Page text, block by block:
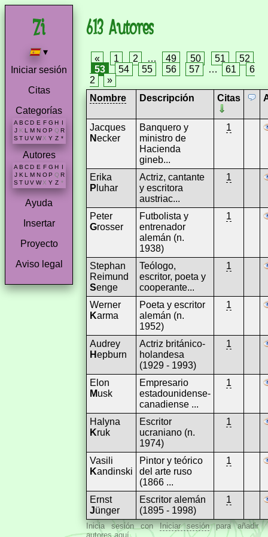
▾
Iniciar sesión
Citas
Categorías
A B C D E F G H I
J K L M N O P Q R
S T U V W X Y Z *
Autores
A B C D E F G H
J K L M N O P Q R
S T U V W X Y Z *
Ayuda
Insertar
Proyecto
Aviso legal
613 Autores
« 1 2 … 49 50 51
52
53
54 55 56 57 … 61
6
2
»
Nombre
Descripción Citas
Jacques
Necker
Banquero y
ministro de
Hacienda
gineb...
1
Erika
P luhar
Actriz, cantante
y escritora
austriac...
1
Peter
Grosser
Futbolista y
entrenador
alemán (n.
1938)
1
Stephan
Reimund
Senge
Teólogo,
escritor, poeta y
cooperante...
1
Werner
Karma
Poeta y escritor
alemán (n.
1952)
1
Audrey
Hepburn
Actriz británico-
holandesa
(1929 - 1993)
1
Elon
Musk
Empresario
estadounidense-
canadiense ...
1
Halyna
Kruk
Escritor
ucraniano (n.
1974)
1
Vasili
Kandinski
Pintor y teórico
del arte ruso
(1866 ...
1
Ernst
Jünger
Escritor alemán
(1895 - 1998)
1
Inicia sesión conIniciar sesiónpara añadir
autores aquí.